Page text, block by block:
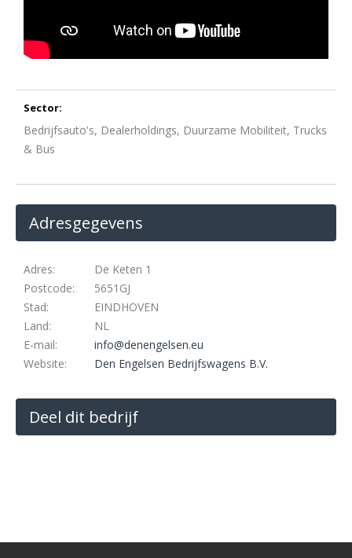
Sector:
Bedrijfsauto's, Dealerholdings, Duurzame Mobiliteit, Trucks
& Bus
Adresgegevens
Adres:
De Keten 1
Postcode:
5651GJ
Stad:
EINDHOVEN
Land:
NL
E-mail:
info@denengelsen.eu
Website:
Den Engelsen Bedrijfswagens B.V.
Deel dit bedrijf